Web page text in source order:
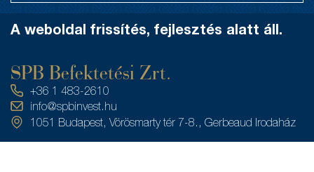
A weboldal frissítés, fejlesztés alatt áll.
SPB Befektetési Zrt.
+36 1 483-2610
info@spbinvest.hu
1051 Budapest, Vörösmarty tér 7-8., Gerbeaud Irodaház